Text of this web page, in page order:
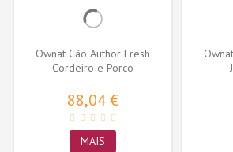
Ownat Cão Author Fresh
Cordeiro e Porco
88,04 €
MAIS